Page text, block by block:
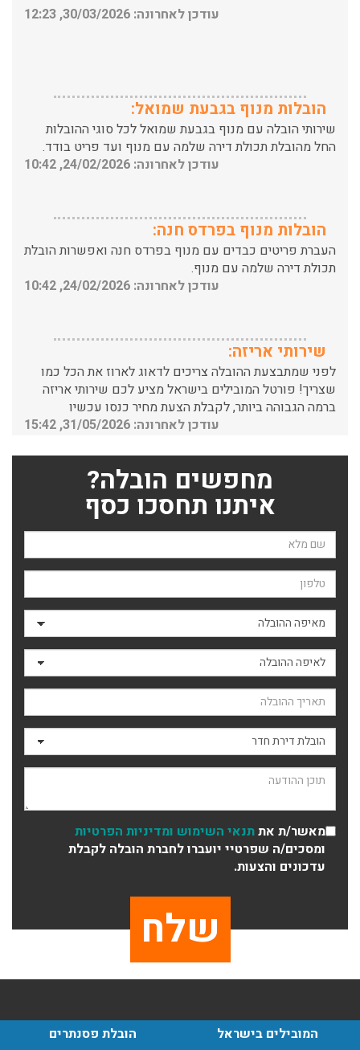
שירותי הובלה עם מנוף בגבעת שמואל לכל סוגי ההובלות
החל מהובלת תכולת דירה שלמה עם מנוף ועד פריט בודד.
עודכן לאחרונה: 24/02/2026, 10:42
העברת פריטים כבדים עם מנוף בפרדס חנה ואפשרות הובלת
תכולת דירה שלמה עם מנוף.
עודכן לאחרונה: 24/02/2026, 10:42
לפני שמתבצעת ההובלה צריכים לדאוג לארוז את הכל כמו
שצריך! פורטל המובילים בישראל מציע לכם שירותי אריזה
ברמה הגבוהה ביותר, לקבלת הצעת מחיר כנסו עכשיו
עודכן לאחרונה: 31/05/2026, 15:42
עודכן לאחרונה: 30/03/2026, 12:23
הובלות מנוף בגבעת שמואל:
שירותי הובלה עם מנוף בגבעת שמואל לכל סוגי ההובלות
החל מהובלת תכולת דירה שלמה עם מנוף ועד פריט בודד.
הובלות מנוף בפרדס חנה:
העברת פריטים כבדים עם מנוף בפרדס חנה ואפשרות הובלת
תכולת דירה שלמה עם מנוף.
מחפשים הובלה?
איתנו תחסכו כסף
שם השולח
טלפון
מאיפה ההובלה
לאיפה ההובלה
תאריך ההובלה
סוג ההובלה
תוכן ההודעה
מאשר/ת אתתנאי השימוש ומדיניות הפרטיות
ומסכים/ה שפרטיי יועברו לחברת הובלה לקבלת
עדכונים והצעות.
המובילים בישראל
הובלת פסנתרים